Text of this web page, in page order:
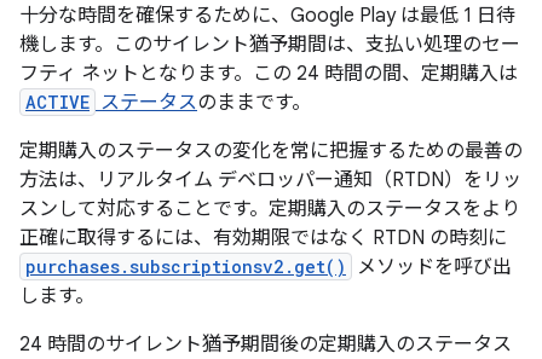
十分な時間を確保するために、Google Play は最低 1 日待
機します。このサイレント猶予期間は、支払い処理のセー
フティ ネットとなります。この 24 時間の間、定期購入は
ACTIVE ステータスのままです。
定期購入のステータスの変化を常に把握するための最善の
方法は、リアルタイム デベロッパー通知（RTDN）をリッ
スンして対応することです。定期購入のステータスをより
正確に取得するには、有効期限ではなく RTDN の時刻に
purchases.subscriptionsv2.get()
メソッドを呼び出
します。
24 時間のサイレント猶予期間後の定期購入のステータス